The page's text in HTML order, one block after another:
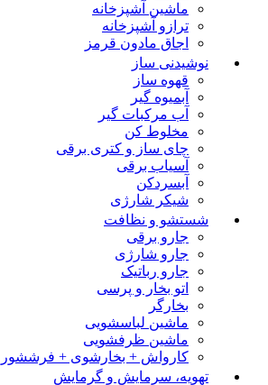
ماشین آشپزخانه
ترازو آشپزخانه
اجاق مادون قرمز
نوشیدنی ساز
قهوه ساز
آبمیوه گیر
آب مرکبات گیر
مخلوط کن
چای ساز و کتری برقی
آسیاب برقی
آبسردکن
شیکر شارژی
شستشو و نظافت
جارو برقی
جارو شارژی
جارو رباتیک
اتو بخار و پرسی
بخارگر
ماشین لباسشویی
ماشین ظرفشویی
کارواش + بخارشوی + فرششور
تهویه، سرمایش و گرمایش